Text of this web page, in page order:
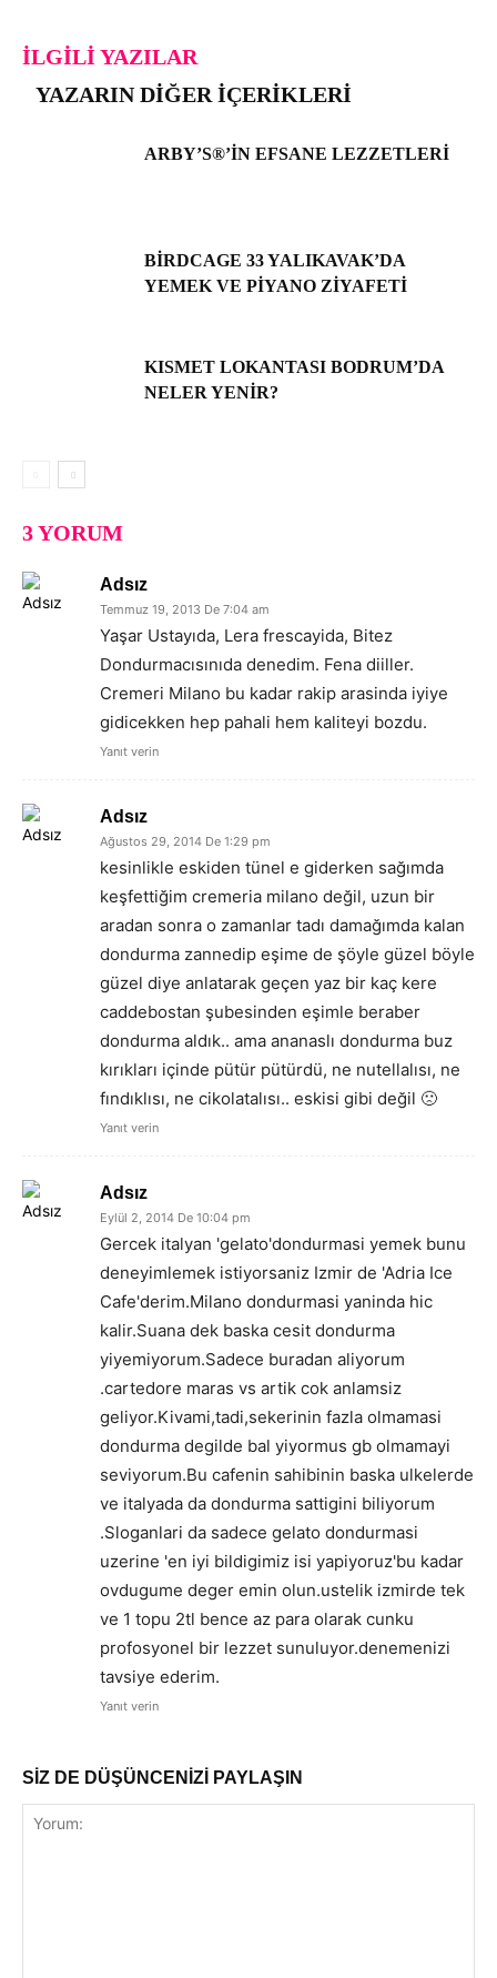
İLGILI YAZILAR
YAZARIN DIĞER İÇERIKLERI
ARBY’S®’IN EFSANE LEZZETLERI
BIRDCAGE 33 YALIKAVAK’DA
YEMEK VE PIYANO ZIYAFETI
KISMET LOKANTASI BODRUM’DA
NELER YENIR?
3 YORUM
Adsız
Temmuz 19, 2013 De 7:04 am
Yaşar Ustayıda, Lera frescayida, Bitez
Dondurmacısınıda denedim. Fena diiller.
Cremeri Milano bu kadar rakip arasinda iyiye
gidicekken hep pahali hem kaliteyi bozdu.
Yanıt verin
Adsız
Ağustos 29, 2014 De 1:29 pm
kesinlikle eskiden tünel e giderken sağımda
keşfettiğim cremeria milano değil, uzun bir
aradan sonra o zamanlar tadı damağımda kalan
dondurma zannedip eşime de şöyle güzel böyle
güzel diye anlatarak geçen yaz bir kaç kere
caddebostan şubesinden eşimle beraber
dondurma aldık.. ama ananaslı dondurma buz
kırıkları içinde pütür pütürdü, ne nutellalısı, ne
fındıklısı, ne cikolatalısı.. eskisi gibi değil 🙁
Yanıt verin
Adsız
Eylül 2, 2014 De 10:04 pm
Gercek italyan 'gelato'dondurmasi yemek bunu
deneyimlemek istiyorsaniz Izmir de 'Adria Ice
Cafe'derim.Milano dondurmasi yaninda hic
kalir.Suana dek baska cesit dondurma
yiyemiyorum.Sadece buradan aliyorum
.cartedore maras vs artik cok anlamsiz
geliyor.Kivami,tadi,sekerinin fazla olmamasi
dondurma degilde bal yiyormus gb olmamayi
seviyorum.Bu cafenin sahibinin baska ulkelerde
ve italyada da dondurma sattigini biliyorum
.Sloganlari da sadece gelato dondurmasi
uzerine 'en iyi bildigimiz isi yapiyoruz'bu kadar
ovdugume deger emin olun.ustelik izmirde tek
ve 1 topu 2tl bence az para olarak cunku
profosyonel bir lezzet sunuluyor.denemenizi
tavsiye ederim.
Yanıt verin
SİZ DE DÜŞÜNCENİZİ PAYLAŞIN